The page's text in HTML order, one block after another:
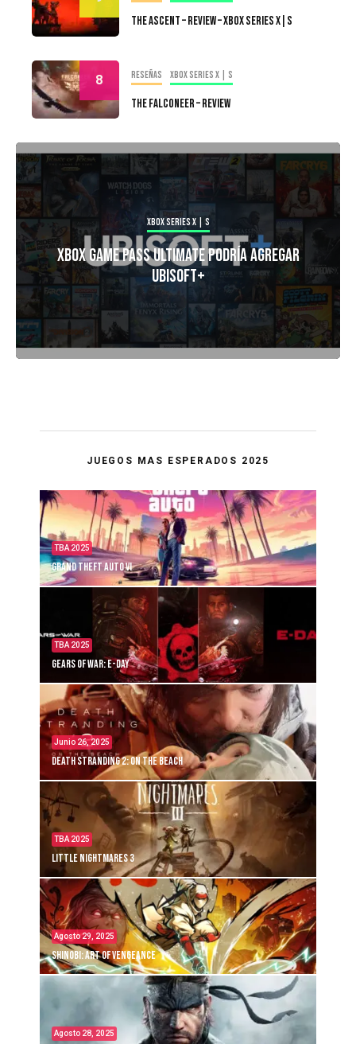
The Ascent – Review – Xbox Series X|S
8 Reseñas Xbox Series X | S
The Falconeer – Review
Xbox Series X | S
Xbox Game Pass Ultimate Podría Agregar
Ubisoft+
JUEGOS MAS ESPERADOS 2025
TBA 2025
Grand Theft Auto VI
TBA 2025
Gears of War: E-Day
Junio 26, 2025
Death Stranding 2: On the Beach
TBA 2025
Little Nightmares 3
Agosto 29, 2025
Shinobi: Art of Vengeance
Agosto 28, 2025